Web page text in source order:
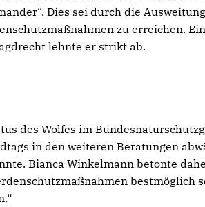
Dies sei durch die
zu erreichen.
lehnte er strikt ab.
des Wolfes im
in den weiteren Beratungen
Bianca Winkelmann betonte
bestmöglich